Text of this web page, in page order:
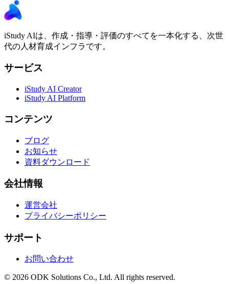
iStudy AIは、作成・指導・評価のすべてを一本化する、次世
代の人材育成インフラです。
サービス
iStudy AI Creator
iStudy AI Platform
コンテンツ
ブログ
お知らせ
資料ダウンロード
会社情報
運営会社
プライバシーポリシー
サポート
お問い合わせ
© 2026 ODK Solutions Co., Ltd. All rights reserved.